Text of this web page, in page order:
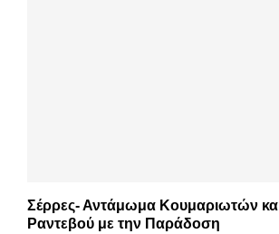
Σέρρες- Αντάμωμα Κουμαριωτών
Ραντεβού με την Παράδοση